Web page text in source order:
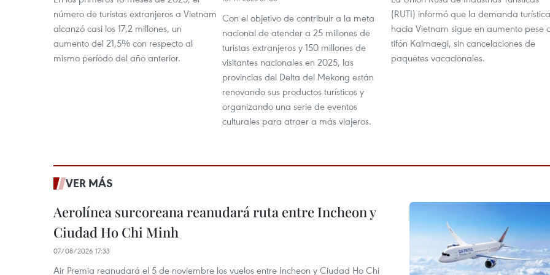
número de turistas extranjeros a Vietnam
alcanzó casi los 17,2 millones, un
aumento del 21,5% con respecto al
mismo período del año anterior.
Con el objetivo de contribuir a la meta
nacional de atender a 25 millones de
turistas extranjeros y 150 millones de
visitantes nacionales en 2025, las
provincias del Delta del Mekong están
renovando sus productos turísticos y
organizando una serie de eventos
culturales para atraer a más viajeros.
(RUTI) informó que la demanda turística
hacia Vietnam sigue en aumento pese
tifón Kalmaegi, sin cancelaciones de
paquetes vacacionales.
VER MÁS
Aerolínea surcoreana reanudará ruta entre Incheon y
Ciudad Ho Chi Minh
07/08/2026 17:33
Air Premia reanudará el 5 de noviembre los vuelos entre Incheon y Ciudad Ho Chi